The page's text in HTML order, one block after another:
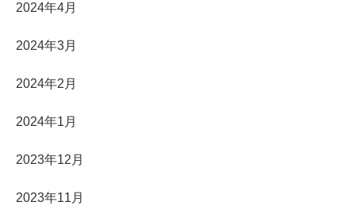
2024年4月
2024年3月
2024年2月
2024年1月
2023年12月
2023年11月